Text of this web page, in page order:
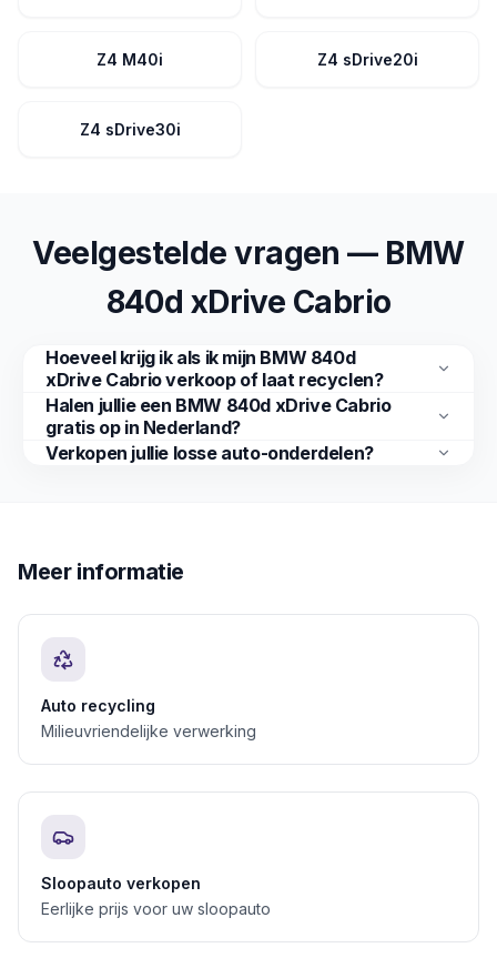
Z4 M40i Z4 sDrive20i
Z4 sDrive30i
Veelgestelde vragen — BMW
840d xDrive Cabrio
Hoeveel krijg ik als ik mijn BMW 840d
xDrive Cabrio verkoop of laat recyclen?
Halen jullie een BMW 840d xDrive Cabrio
gratis op in Nederland?
Verkopen jullie losse auto-onderdelen?
Meer informatie
Auto recycling
Milieuvriendelijke verwerking
Sloopauto verkopen
Eerlijke prijs voor uw sloopauto